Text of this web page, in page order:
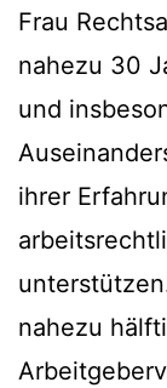
Frau
nahezu 30
und
ihrer
nahezu